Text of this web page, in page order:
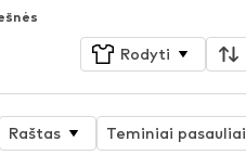
Rodyti
Raštas
Teminiai pasauliai